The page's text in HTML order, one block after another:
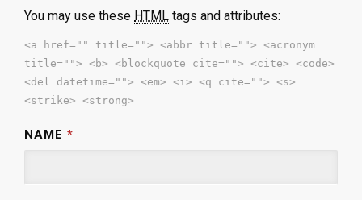
You may use these HTML tags and attributes:
<a href="" title=""> <abbr title=""> <acronym
title=""> <b> <blockquote cite=""> <cite> <code>
<del datetime=""> <em> <i> <q cite=""> <s>
<strike> <strong>
NAME *